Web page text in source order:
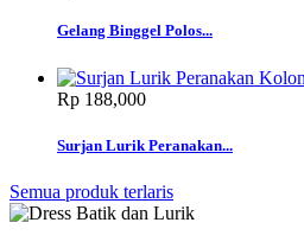
Gelang Binggel Polos...
Rp‎ 188,000
Surjan Lurik Peranakan...
Semua produk terlaris